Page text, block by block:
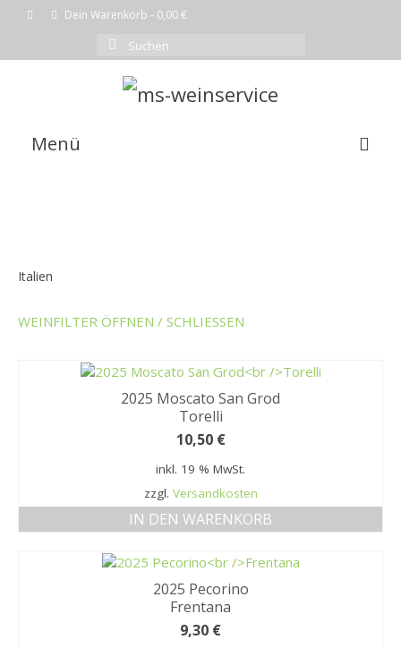
Dein Warenkorb - 0,00€
Suchen
nach:
Menü
KASSE
Datenschutzbelehrung
Widerrufsbelehrung
Versandarten
Zahlungsarten
Italien
WEINFILTER ÖFFNEN / SCHLIESSEN
2025 Moscato San Grod
Torelli
10,50 €
inkl. 19 % MwSt.
zzgl. Versandkosten
IN DEN WARENKORB
2025 Pecorino
Frentana
9,30 €